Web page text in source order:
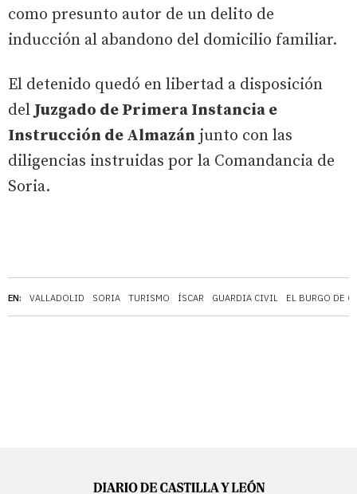
EN: VALLADOLID SORIA TURISMO ÍSCAR GUARDIA CIVIL EL BURGO DE
como presunto autor de un delito de
inducción al abandono del domicilio familiar.
El detenido quedó en libertad a disposición
del Juzgado de Primera Instancia e
Instrucción de Almazán junto con las
diligencias instruidas por la Comandancia de
Soria.